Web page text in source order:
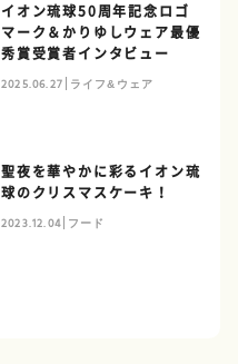
イオン琉球50周年記念ロゴ
マーク＆かりゆしウェア最優
秀賞受賞者インタビュー
2025.06.27 ライフ&ウェア
聖夜を華やかに彩るイオン琉
球のクリスマスケーキ！
2023.12.04 フード